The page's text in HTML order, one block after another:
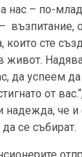
нас – по-
възпитание,
които сте
живот.
да успеем
от
надежда, че
се събират.